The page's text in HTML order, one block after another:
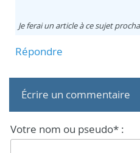
Je ferai un article à ce sujet
Répondre
Écrire un commentaire
Votre nom ou pseudo* :